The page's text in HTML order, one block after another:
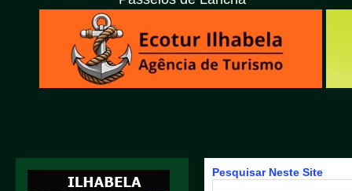
Pesquisar Neste Site